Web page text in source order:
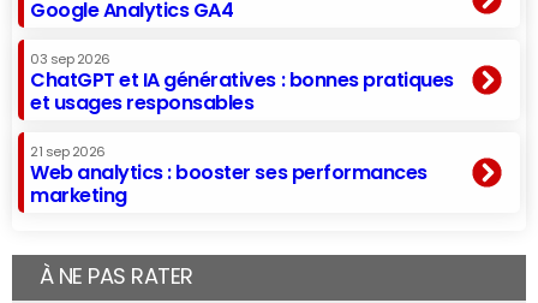
Google Analytics GA4
03 sep 2026
ChatGPT et IA génératives : bonnes pratiques
et usages responsables
21 sep 2026
Web analytics : booster ses performances
marketing
À NE PAS RATER